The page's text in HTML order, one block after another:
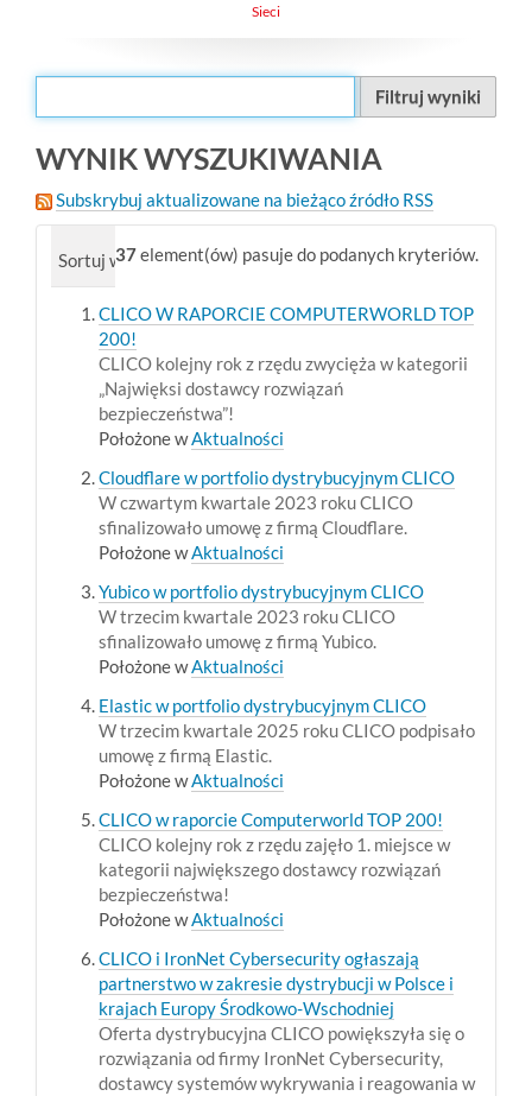
Sieci
Filtruj wyniki
WYNIK WYSZUKIWANIA
Subskrybuj aktualizowane na bieżąco źródło RSS
37element(ów) pasuje do podanych kryteriów.
Sortuj wg trafność data (od najnowszych)
CLICO W RAPORCIE COMPUTERWORLD TOP
200!
CLICO kolejny rok z rzędu zwycięża w kategorii
„Najwięksi dostawcy rozwiązań
bezpieczeństwa”!
Położone wAktualności
Cloudflare w portfolio dystrybucyjnym CLICO
W czwartym kwartale 2023 roku CLICO
sfinalizowało umowę z firmą Cloudflare.
Położone wAktualności
Yubico w portfolio dystrybucyjnym CLICO
W trzecim kwartale 2023 roku CLICO
sfinalizowało umowę z firmą Yubico.
Położone wAktualności
Elastic w portfolio dystrybucyjnym CLICO
W trzecim kwartale 2025 roku CLICO podpisało
umowę z firmą Elastic.
Położone wAktualności
CLICO w raporcie Computerworld TOP 200!
CLICO kolejny rok z rzędu zajęło 1. miejsce w
kategorii największego dostawcy rozwiązań
bezpieczeństwa!
Położone wAktualności
CLICO i IronNet Cybersecurity ogłaszają
partnerstwo w zakresie dystrybucji w Polsce i
krajach Europy Środkowo-Wschodniej
Oferta dystrybucyjna CLICO powiększyła się o
rozwiązania od firmy IronNet Cybersecurity,
dostawcy systemów wykrywania i reagowania w